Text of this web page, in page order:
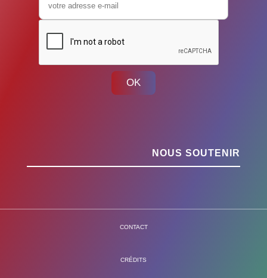
OK
NOUS SOUTENIR
CONTACT
CRÉDITS